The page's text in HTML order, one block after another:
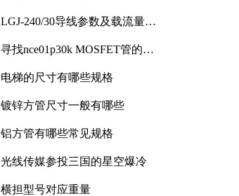
LGJ-240/30导线参数及载流量解
寻找nce01p30k MOSFET管的合
电梯的尺寸有哪些规格
镀锌方管尺寸一般有哪些
铝方管有哪些常见规格
光线传媒参投三国的星空爆冷
横担型号对应重量